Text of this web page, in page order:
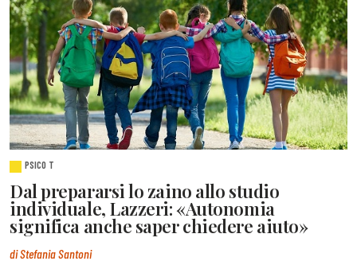
PSICO T
Dal prepararsi lo zaino allo studio
individuale, Lazzeri: «Autonomia
significa anche saper chiedere aiuto»
di Stefania Santoni